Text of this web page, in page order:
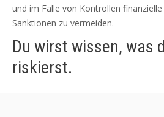
und im Falle von Kontrollen
Sanktionen zu vermeiden.
Du wirst wissen, was
riskierst.